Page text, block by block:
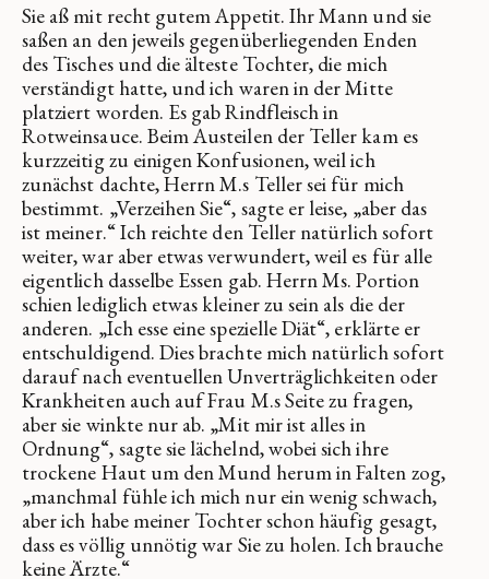
Sie aß mit recht gutem Appetit. Ihr Mann und sie
saßen an den jeweils gegenüberliegenden Enden
des Tisches und die älteste Tochter, die mich
verständigt hatte, und ich waren in der Mitte
platziert worden. Es gab Rindfleisch in
Rotweinsauce. Beim Austeilen der Teller kam es
kurzzeitig zu einigen Konfusionen, weil ich
zunächst dachte, Herrn M.s Teller sei für mich
bestimmt. „Verzeihen Sie“, sagte er leise, „aber das
ist meiner.“ Ich reichte den Teller natürlich sofort
weiter, war aber etwas verwundert, weil es für alle
eigentlich dasselbe Essen gab. Herrn Ms. Portion
schien lediglich etwas kleiner zu sein als die der
anderen. „Ich esse eine spezielle Diät“, erklärte er
entschuldigend. Dies brachte mich natürlich sofort
darauf nach eventuellen Unverträglichkeiten oder
Krankheiten auch auf Frau M.s Seite zu fragen,
aber sie winkte nur ab. „Mit mir ist alles in
Ordnung“, sagte sie lächelnd, wobei sich ihre
trockene Haut um den Mund herum in Falten zog,
„manchmal fühle ich mich nur ein wenig schwach,
aber ich habe meiner Tochter schon häufig gesagt,
dass es völlig unnötig war Sie zu holen. Ich brauche
keine Ärzte.“